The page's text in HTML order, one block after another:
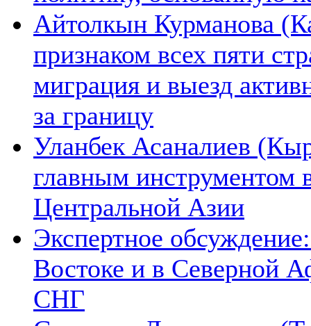
Айтолкын Курманова
признаком всех пяти
миграция и выезд
за границу
Уланбек Асаналиев
главным инструментом
Центральной Азии
Экспертное
Востоке и в Северной
СНГ